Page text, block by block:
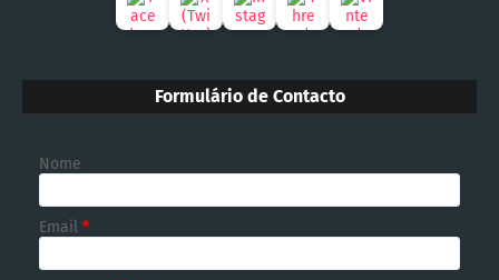
Formulário de Contacto
Nome
Email *